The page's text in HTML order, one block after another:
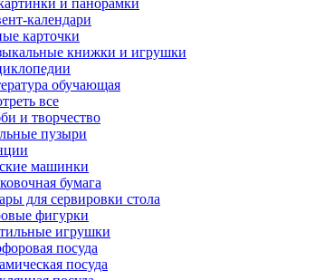
и панорамки
календари
карточки
книжки и игрушки
обучающая
все
и творчество
пузыри
машинки
бумага
для сервировки стола
фигурки
игрушки
посуда
посуда